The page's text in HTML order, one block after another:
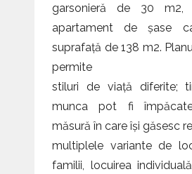
garsonieră de 30
apartament de șase
suprafață de 138 m2.
permite
stiluri de viață diferite;
munca pot fi
măsură în care își găsesc
multiplele variante de
familii, locuirea